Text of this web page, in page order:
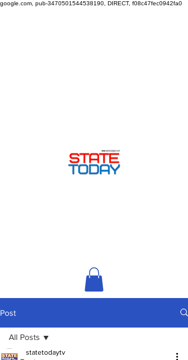
google.com, pub-3470501544538190, DIRECT, f08c47fec0942fa0
Post
All Posts
statetodaytv